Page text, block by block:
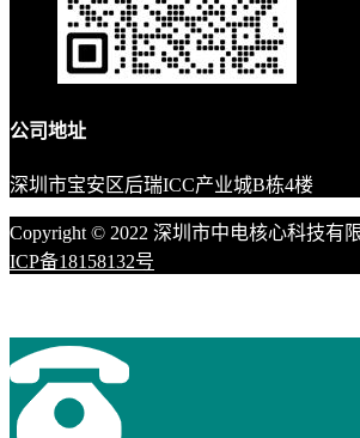
公司地址
深圳市宝安区后瑞ICC产业城B栋4楼
Copyright © 2022 深圳市中电核心科技有
ICP备18158132号